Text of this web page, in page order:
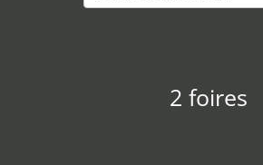
2 foires